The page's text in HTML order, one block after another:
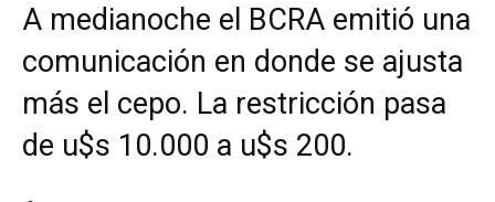
A medianoche el BCRA emitió una
comunicación en donde se ajusta
más el cepo. La restricción pasa
de u$s 10.000 a u$s 200.